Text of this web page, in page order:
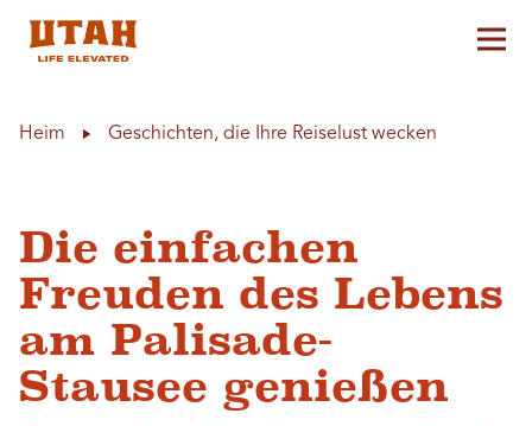
Heim Geschichten, die Ihre Reiselust wecken
Die einfachen
Freuden des Lebens
am Palisade-
Stausee genießen